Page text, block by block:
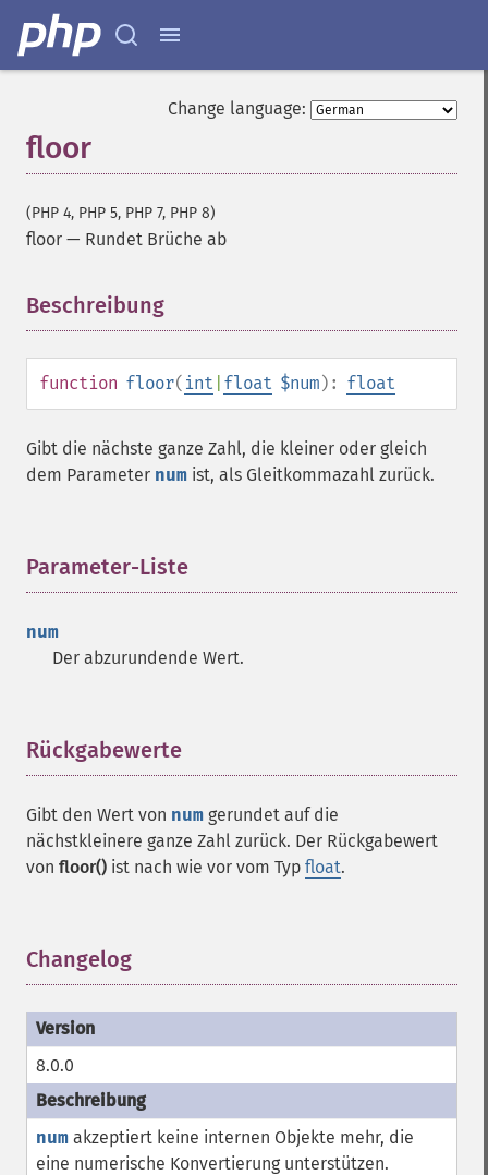
Change language:
floor
(PHP 4, PHP 5, PHP 7, PHP 8)
floor — Rundet Brüche ab
Beschreibung
function floor( int float $num): float
Gibt die nächste ganze Zahl, die kleiner oder gleich
dem Parameter num ist, als Gleitkommazahl zurück.
Parameter-Liste
num
Der abzurundende Wert.
Rückgabewerte
Gibt den Wert von num gerundet auf die
nächstkleinere ganze Zahl zurück. Der Rückgabewert
von floor() ist nach wie vor vom Typ float.
Changelog
8.0.0
num akzeptiert keine internen Objekte mehr, die
eine numerische Konvertierung unterstützen.